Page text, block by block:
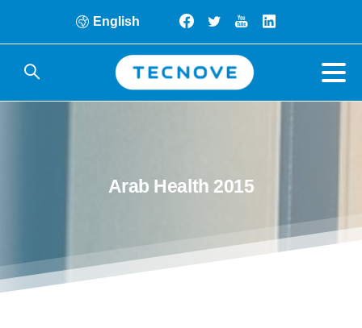
English
Arab Health 2015